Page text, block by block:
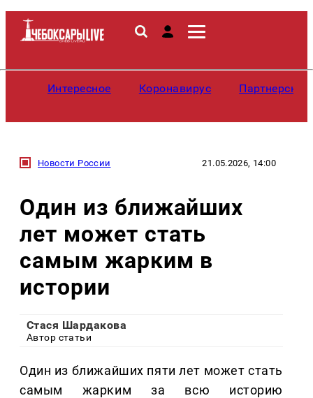
Интересное Коронавирус
Новости России 21.05.2026, 14:00
Один из ближайших
лет может стать
самым жарким в
истории
Стася Шардакова
Автор статьи
Один из ближайших пяти лет может стать
самым жарким за всю историю